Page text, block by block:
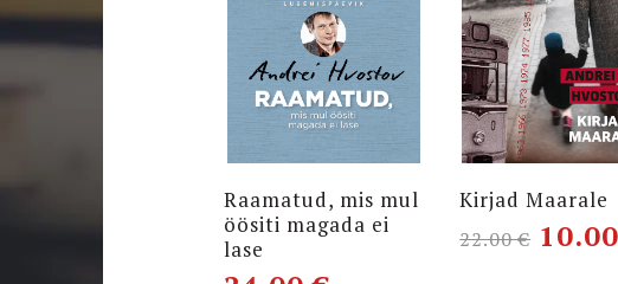
Raamatud, mis mul
öösiti magada ei
lase
Kirjad Maarale
22.00€